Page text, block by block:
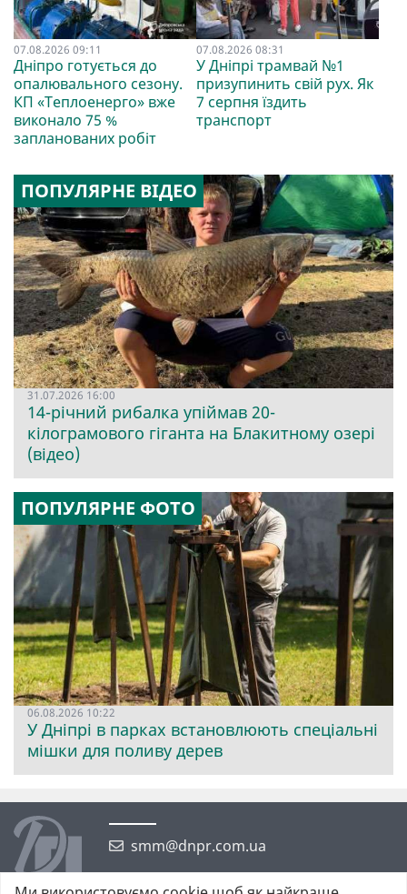
07.08.2026 09:11
Дніпро готується до
опалювального сезону.
КП «Теплоенерго» вже
виконало 75 %
запланованих робіт
07.08.2026 08:31
У Дніпрі трамвай №1
призупинить свій рух. Як
7 серпня їздить
транспорт
ПОПУЛЯРНЕ ВІДЕО
31.07.2026 16:00
14-річний рибалка упіймав 20-
кілограмового гіганта на Блакитному озері
(відео)
ПОПУЛЯРНЕ ФОТО
06.08.2026 10:22
У Дніпрі в парках встановлюють спеціальні
мішки для поливу дерев
smm@dnpr.com.ua